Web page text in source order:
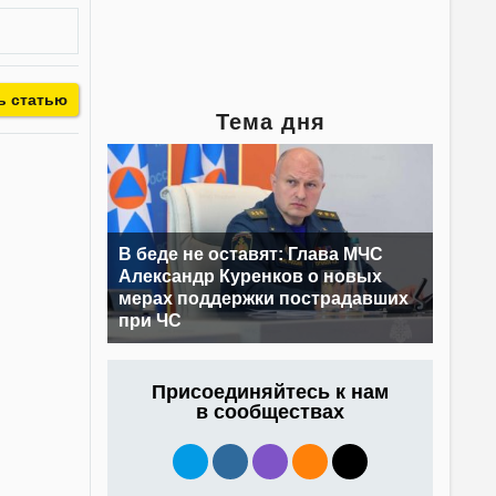
статью
Тема дня
В беде не оставят: Глава МЧС
Александр Куренков о новых
мерах поддержки пострадавших
при ЧС
Присоединяйтесь к нам
в сообществах